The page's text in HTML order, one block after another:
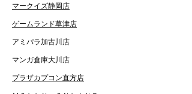
マークイズ静岡店
ゲームランド草津店
アミパラ加古川店
マンガ倉庫大川店
プラザカプコン直方店